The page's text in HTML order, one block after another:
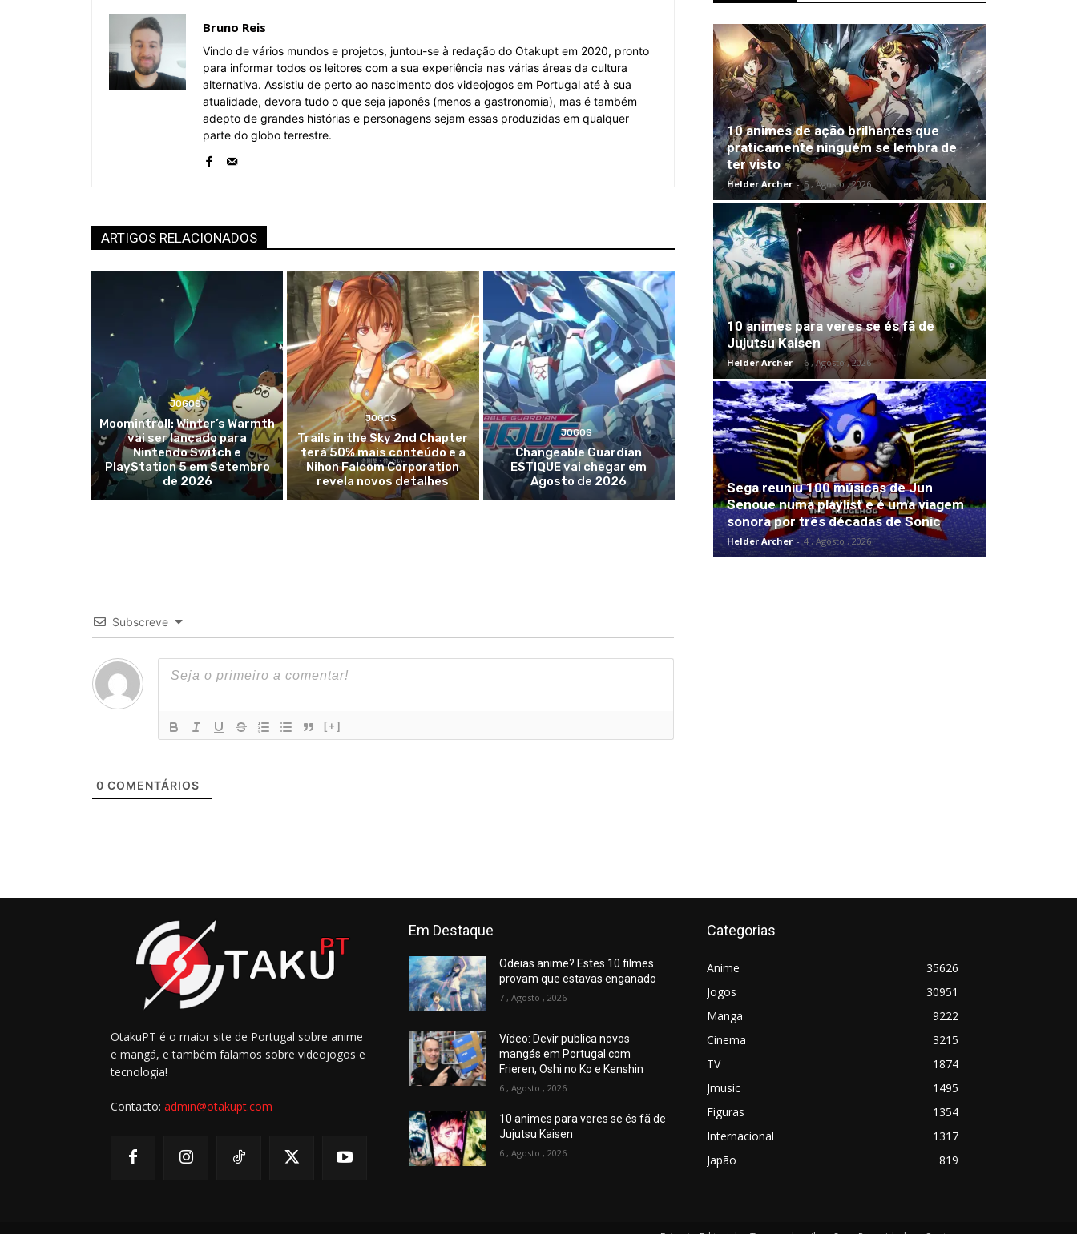
Bruno Reis
Vindo de vários mundos e projetos, juntou-se à redação do Otakupt em 2020, pronto
para informar todos os leitores com a sua experiência nas várias áreas da cultura
alternativa. Assistiu de perto ao nascimento dos videojogos em Portugal até à sua
atualidade, devora tudo o que seja japonês (menos a gastronomia), mas é também
adepto de grandes histórias e personagens sejam essas produzidas em qualquer
parte do globo terrestre.
ARTIGOS RELACIONADOS
JOGOS
Moomintroll: Winter’s Warmth
vai ser lançado para
Nintendo Switch e
PlayStation 5 em Setembro
de 2026
JOGOS
Trails in the Sky 2nd Chapter
terá 50% mais conteúdo e a
Nihon Falcom Corporation
revela novos detalhes
JOGOS
Changeable Guardian
ESTIQUE vai chegar em
Agosto de 2026
Subscreve
[+]
0 COMENTÁRIOS
10 animes de ação brilhantes que
praticamente ninguém se lembra de
ter visto
Helder Archer - 5 , Agosto , 2026
10 animes para veres se és fã de
Jujutsu Kaisen
Helder Archer - 6 , Agosto , 2026
Sega reuniu 100 músicas de Jun
Senoue numa playlist e é uma viagem
sonora por três décadas de Sonic
Helder Archer - 4 , Agosto , 2026
OtakuPT é o maior site de Portugal sobre anime
e mangá, e também falamos sobre videojogos e
tecnologia!
Contacto: admin@otakupt.com
Em Destaque
Odeias anime? Estes 10 filmes
provam que estavas enganado
7 , Agosto , 2026
Vídeo: Devir publica novos
mangás em Portugal com
Frieren, Oshi no Ko e Kenshin
6 , Agosto , 2026
10 animes para veres se és fã de
Jujutsu Kaisen
6 , Agosto , 2026
Categorias
Anime
35626
Jogos
30951
Manga
9222
Cinema
3215
TV
1874
Jmusic
1495
Figuras
1354
Internacional
1317
Japão
819